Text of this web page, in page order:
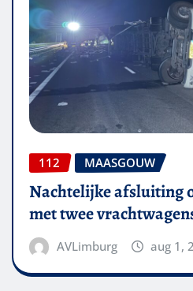
112 MAASGOUW
Nachtelijke afsluiting
met twee
AVLimburg aug 1,